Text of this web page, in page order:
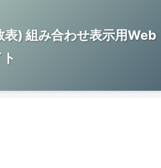
表) 組み合わせ表示用Web